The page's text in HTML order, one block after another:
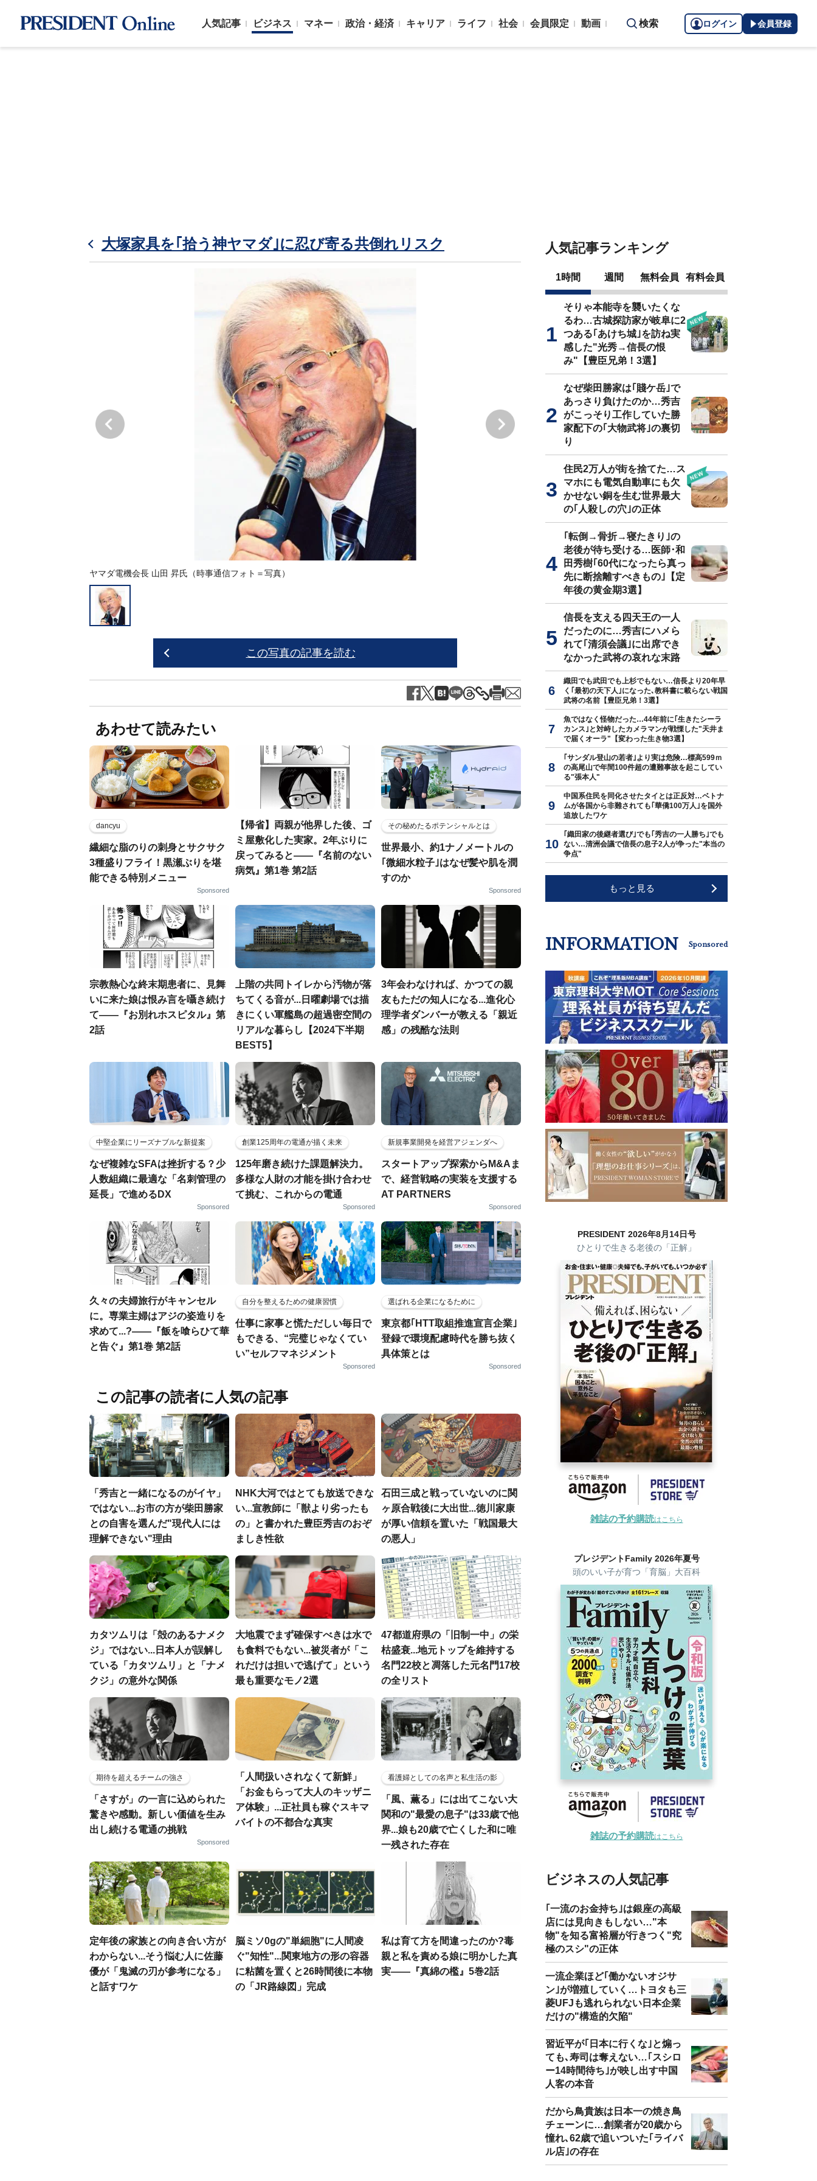
人気記事 ビジネス マネー 政治・経済 キャリア ライフ 社会 会員限定 動画 検索 ログイン 会員登録
大塚家具を｢拾う神ヤマダ｣に忍び寄る共倒れリスク
ヤマダ電機会長 山田 昇氏（時事通信フォト＝写真）
この写真の記事を読む
あわせて読みたい
dancyu
繊細な脂のりの刺身とサクサク
3種盛りフライ！黒瀬ぶりを堪
能できる特別メニュー
Sponsored
【帰省】両親が他界した後、ゴ
ミ屋敷化した実家。2年ぶりに
戻ってみると――『名前のない
病気』第1巻 第2話
その秘めたるポテンシャルとは
世界最小、約1ナノメートルの
｢微細水粒子｣はなぜ髪や肌を潤
すのか
Sponsored
宗教熱心な終末期患者に、見舞
いに来た娘は恨み言を囁き続け
て――『お別れホスピタル』第
2話
上階の共同トイレから汚物が落
ちてくる音が...日曜劇場では描
きにくい軍艦島の超過密空間の
リアルな暮らし【2024下半期
BEST5】
3年会わなければ、かつての親
友もただの知人になる...進化心
理学者ダンバーが教える「親近
感」の残酷な法則
中堅企業にリーズナブルな新提案
なぜ複雑なSFAは挫折する？少
人数組織に最適な「名刺管理の
延長」で進めるDX
Sponsored
創業125周年の電通が描く未来
125年磨き続けた課題解決力。
多様な人財の才能を掛け合わせ
て挑む、これからの電通
Sponsored
新規事業開発を経営アジェンダへ
スタートアップ探索からM&Aま
で、経営戦略の実装を支援する
AT PARTNERS
Sponsored
久々の夫婦旅行がキャンセル
に。専業主婦はアジの姿造りを
求めて...?――『飯を喰らひて華
と告ぐ』第1巻 第2話
自分を整えるための健康習慣
仕事に家事と慌ただしい毎日で
もできる、“完璧じゃなくてい
い”セルフマネジメント
Sponsored
選ばれる企業になるために
東京都｢HTT取組推進宣言企業｣
登録で環境配慮時代を勝ち抜く
具体策とは
Sponsored
この記事の読者に人気の記事
「秀吉と一緒になるのがイヤ」
ではない...お市の方が柴田勝家
との自害を選んだ"現代人には
理解できない"理由
NHK大河ではとても放送できな
い...宣教師に「獣より劣ったも
の」と書かれた豊臣秀吉のおぞ
ましき性欲
石田三成と戦っていないのに関
ヶ原合戦後に大出世...徳川家康
が厚い信頼を置いた「戦国最大
の悪人」
カタツムリは「殻のあるナメク
ジ」ではない...日本人が誤解し
ている「カタツムリ」と「ナメ
クジ」の意外な関係
大地震でまず確保すべきは水で
も食料でもない...被災者が「こ
れだけは担いで逃げて」という
最も重要なモノ2選
47都道府県の「旧制一中」の栄
枯盛衰...地元トップを維持する
名門22校と凋落した元名門17校
の全リスト
期待を超えるチームの強さ
「さすが」の一言に込められた
驚きや感動。新しい価値を生み
出し続ける電通の挑戦
Sponsored
「人間扱いされなくて新鮮」
「お金もらって大人のキッザニ
ア体験」...正社員も稼ぐスキマ
バイトの不都合な真実
看護婦としての名声と私生活の影
「風、薫る」には出てこない大
関和の"最愛の息子"は33歳で他
界...娘も20歳で亡くした和に唯
一残された存在
定年後の家族との向き合い方が
わからない...そう悩む人に佐藤
優が「鬼滅の刃が参考になる」
と話すワケ
脳ミソ0gの"単細胞"に人間凌
ぐ"知性"...関東地方の形の容器
に粘菌を置くと26時間後に本物
の「JR路線図」完成
私は育て方を間違ったのか?毒
親と私を責める娘に明かした真
実――『真綿の檻』5巻2話
人気記事ランキング
1時間 週間 無料会員 有料会員
そりゃ本能寺を襲いたくな
るわ…古城探訪家が岐阜に2
つある｢あけち城｣を訪ね実
感した"光秀→信長の恨
み"【豊臣兄弟！3選】
なぜ柴田勝家は｢賤ケ岳｣で
あっさり負けたのか…秀吉
がこっそり工作していた勝
家配下の｢大物武将｣の裏切
り
住民2万人が街を捨てた…ス
マホにも電気自動車にも欠
かせない銅を生む世界最大
の｢人殺しの穴｣の正体
｢転倒→骨折→寝たきり｣の
老後が待ち受ける…医師･和
田秀樹｢60代になったら真っ
先に断捨離すべきもの｣【定
年後の黄金期3選】
信長を支える四天王の一人
だったのに…秀吉にハメら
れて｢清須会議｣に出席でき
なかった武将の哀れな末路
織田でも武田でも上杉でもない…信長より20年早
く｢最初の天下人｣になった､教科書に載らない戦国
武将の名前【豊臣兄弟！3選】
魚ではなく怪物だった…44年前に｢生きたシーラ
カンス｣と対峙したカメラマンが戦慄した"天井ま
で届くオーラ"【変わった生き物3選】
｢サンダル登山の若者｣より実は危険…標高599ｍ
の高尾山で年間100件超の遭難事故を起こしてい
る"張本人"
中国系住民を同化させたタイとは正反対…ベトナ
ムが各国から非難されても｢華僑100万人｣を国外
追放したワケ
｢織田家の後継者選び｣でも｢秀吉の一人勝ち｣でも
ない…清洲会議で信長の息子2人が争った"本当の
争点"
もっと見る
INFORMATION Sponsored
PRESIDENT 2026年8月14日号
ひとりで生きる老後の「正解」
雑誌の予約購読はこちら
プレジデントFamily 2026年夏号
頭のいい子が育つ「育脳」大百科
雑誌の予約購読はこちら
ビジネスの人気記事
｢一流のお金持ち｣は銀座の高級
店には見向きもしない…"本
物"を知る富裕層が行きつく"究
極のスシ"の正体
一流企業ほど｢働かないオジサ
ン｣が増殖していく…トヨタも三
菱UFJも逃れられない日本企業
だけの"構造的欠陥"
習近平が｢日本に行くな｣と煽っ
ても､寿司は奪えない…｢スシロ
ー14時間待ち｣が映し出す中国
人客の本音
だから鳥貴族は日本一の焼き鳥
チェーンに…創業者が20歳から
憧れ､62歳で追いついた｢ライバ
ル店｣の存在